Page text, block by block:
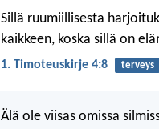
Sillä ruumiillisesta
kaikkeen, koska sillä on
1. Timoteuskirje 4:8 terveys
Älä ole viisas omissa